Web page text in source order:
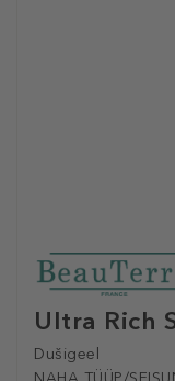
Ultra Rich
Dušigeel